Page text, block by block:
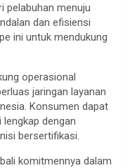
pelabuhan menuju
dan efisiensi
ini untuk mendukung
operasional
jaringan layanan
Konsumen dapat
dengan
bersertifikasi.
komitmennya dalam